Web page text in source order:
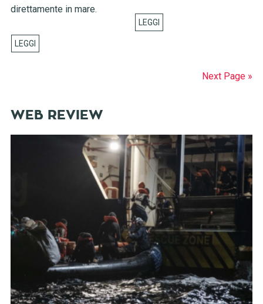
direttamente in mare.
Next Page »
WEB REVIEW